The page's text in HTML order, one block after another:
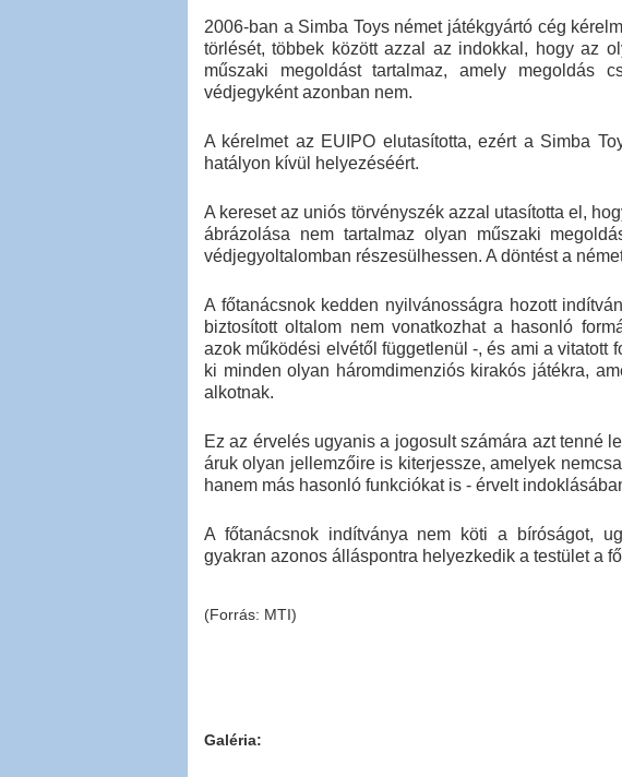
2006-ban a Simba Toys német játékgyártó cég
törlését, többek között azzal az indokkal, hogy az
műszaki megoldást tartalmaz, amely megoldás
védjegyként azonban nem.
A kérelmet az EUIPO elutasította, ezért a Simba
hatályon kívül helyezéséért.
A kereset az uniós törvényszék azzal utasította el,
ábrázolása nem tartalmaz olyan műszaki
védjegyoltalomban részesülhessen. A döntést a
A főtanácsnok kedden nyilvánosságra hozott
biztosított oltalom nem vonatkozhat a hasonló
azok működési elvétől függetlenül -, és ami a vitatott
ki minden olyan háromdimenziós kirakós játékra,
alkotnak.
Ez az érvelés ugyanis a jogosult számára azt tenné
áruk olyan jellemzőire is kiterjessze, amelyek
hanem más hasonló funkciókat is - érvelt
A főtanácsnok indítványa nem köti a bíróságot,
gyakran azonos álláspontra helyezkedik a testület a
(Forrás: MTI)
Galéria: